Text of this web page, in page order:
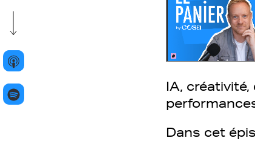
IA,
Dans cet